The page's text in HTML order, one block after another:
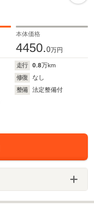
本体価格
4450.0万円
走行 0.8万km
修復
なし
整備
法定整備付